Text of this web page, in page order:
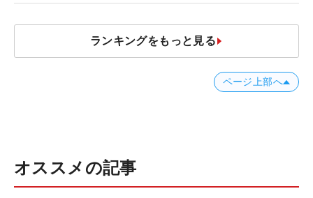
ランキングをもっと見る
ページ上部へ
オススメの記事